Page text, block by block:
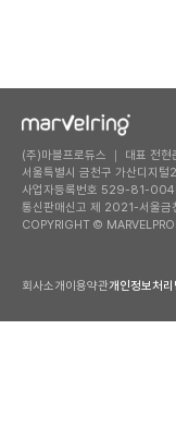
(주)마블프로듀스 ｜ 대표 전현
서울특별시 금천구 가산디지
사업자등록번호 529-81-
통신판매신고 제 2021-서울
COPYRIGHT ©
회사소개 이용약관개인정보처리